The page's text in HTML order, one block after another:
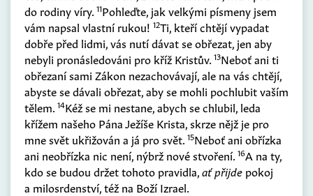
do rodiny víry. 11Pohleďte, jak velkými písmeny jsem
vám napsal vlastní rukou! 12Ti, kteří chtějí vypadat
dobře před lidmi, vás nutí dávat se obřezat, jen aby
nebyli pronásledováni pro kříž Kristův. 13Neboť ani ti
obřezaní sami Zákon nezachovávají, ale na vás chtějí,
abyste se dávali obřezat, aby se mohli pochlubit vaším
tělem. 14Kéž se mi nestane, abych se chlubil, leda
křížem našeho Pána Ježíše Krista, skrze nějž je pro
mne svět ukřižován a já pro svět. 15Neboť ani obřízka
ani neobřízka nic není, nýbrž nové stvoření. 16A na ty,
kdo se budou držet tohoto pravidla,ať přijde pokoj
a milosrdenství, též na Boží Izrael.